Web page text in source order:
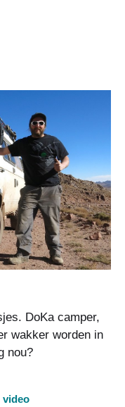
DoKa camper,
wakker worden in
nou?
video